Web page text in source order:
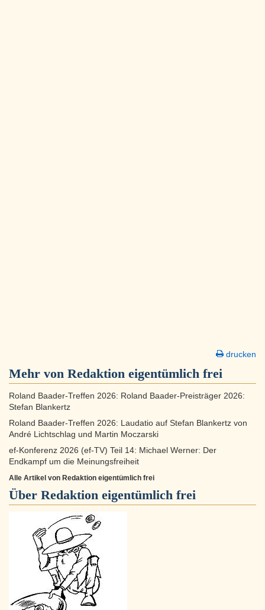
drucken
Mehr von Redaktion eigentümlich frei
Roland Baader-Treffen 2026: Roland Baader-Preisträger 2026:
Stefan Blankertz
Roland Baader-Treffen 2026: Laudatio auf Stefan Blankertz von
André Lichtschlag und Martin Moczarski
ef-Konferenz 2026 (ef-TV) Teil 14: Michael Werner: Der
Endkampf um die Meinungsfreiheit
Alle Artikel von Redaktion eigentümlich frei
Über Redaktion eigentümlich frei